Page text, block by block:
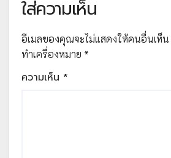
ใส่ความเห็น
อีเมลของคุณจะไม่แสดงให้คนอื่นเห็น
ทำเครื่องหมาย *
ความเห็น *